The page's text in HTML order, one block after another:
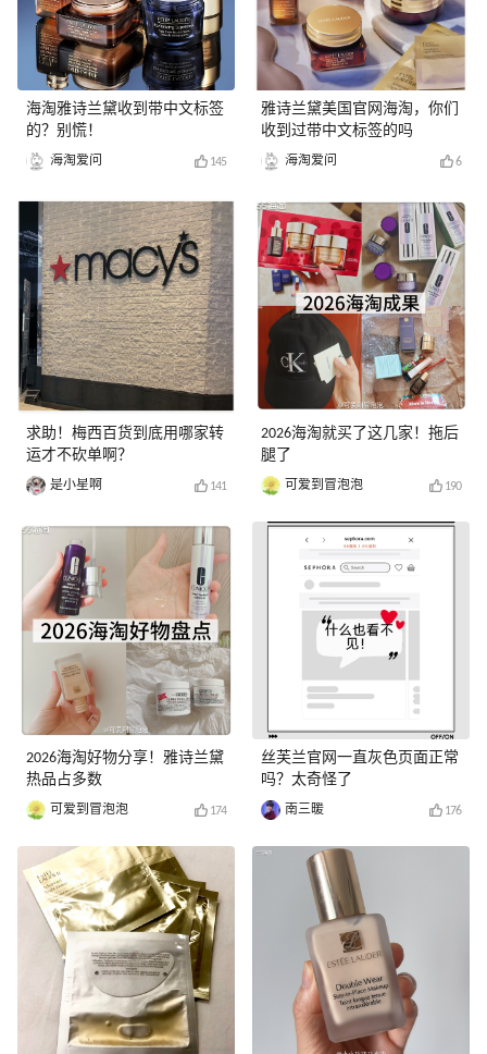
海淘雅诗兰黛收到带中文标签
的？别慌！
海淘爱问 145
求助！梅西百货到底用哪家转
运才不砍单啊？
是小星啊 141
2026海淘好物分享！雅诗兰黛
热品占多数
可爱到冒泡泡 174
雅诗兰黛美国官网海淘，你们
收到过带中文标签的吗
海淘爱问 6
2026海淘就买了这几家！拖后
腿了
可爱到冒泡泡 190
丝芙兰官网一直灰色页面正常
吗？太奇怪了
南三暖 176